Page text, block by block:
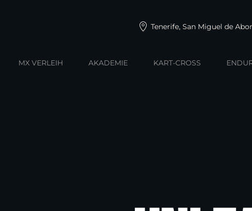
Tenerife, San Miguel de
MX VERLEIH AKADEMIE KART-CROSS